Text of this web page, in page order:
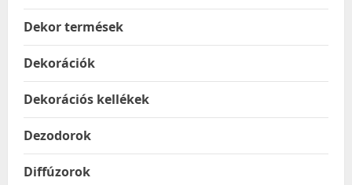
Dekor termések
Dekorációk
Dekorációs kellékek
Dezodorok
Diffúzorok